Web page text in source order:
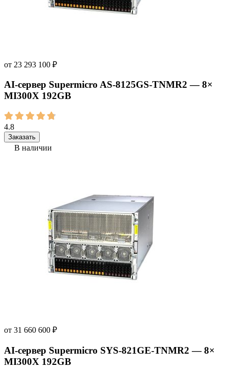
от 23 293 100 ₽
AI‑сервер Supermicro AS-8125GS-TNMR2 — 8×
MI300X 192GB
4.8
Заказать
В наличии
от 31 660 600 ₽
AI‑сервер Supermicro SYS-821GE-TNMR2 — 8×
MI300X 192GB